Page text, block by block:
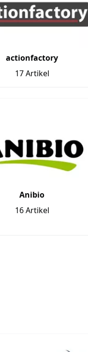
actionfactory
17 Artikel
Anibio
16 Artikel